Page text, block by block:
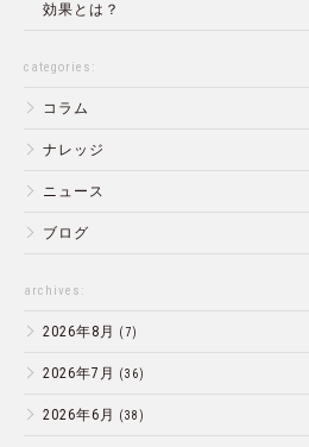
効果とは？
categories:
コラム
ナレッジ
ニュース
ブログ
archives:
2026年8月 (7)
2026年7月 (36)
2026年6月 (38)